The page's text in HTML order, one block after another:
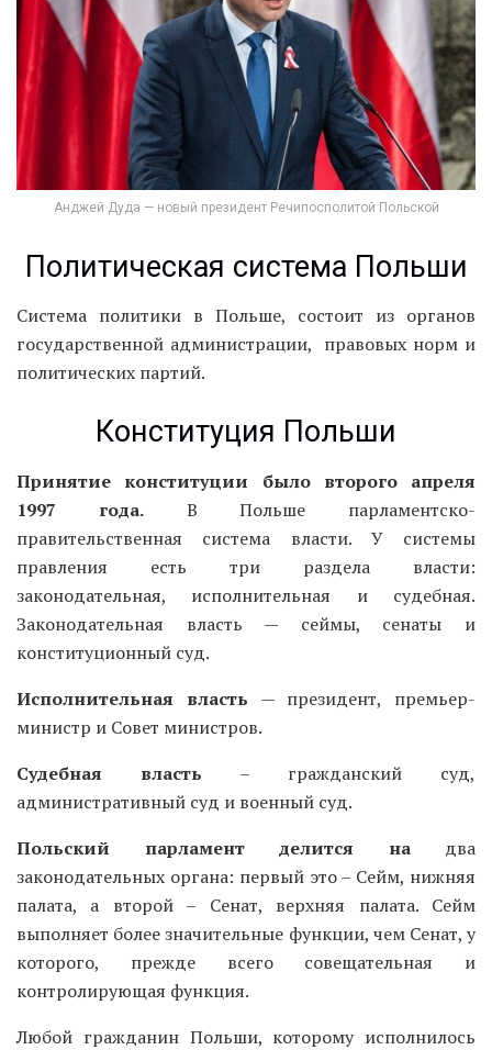
Анджей Дуда — новый президент Речипосполитой Польской
Политическая система Польши
Система политики в Польше, состоит из органов
государственной администрации, правовых норм и
политических партий.
Конституция Польши
Принятие конституции было второго апреля
1997 года.В Польше парламентско-
правительственная система власти. У системы
правления есть три раздела власти:
законодательная, исполнительная и судебная.
Законодательная власть — сеймы, сенаты и
конституционный суд.
Исполнительная власть — президент, премьер-
министр и Совет министров.
Судебная власть – гражданский суд,
административный суд и военный суд.
Польский парламент делится надва
законодательных органа: первый это – Сейм, нижняя
палата, а второй – Сенат, верхняя палата. Сейм
выполняет более значительные функции, чем Сенат, у
которого, прежде всего совещательная и
контролирующая функция.
Любой гражданин Польши, которому исполнилось